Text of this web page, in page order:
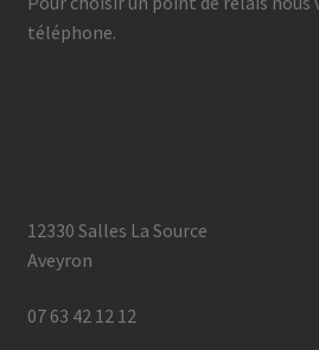
téléphone.
12330 Salles La Source
Aveyron
07 63 42 12 12